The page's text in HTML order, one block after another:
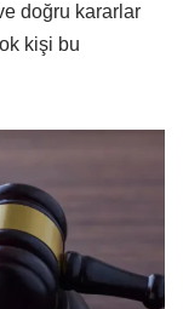
doğru kararlar
kişi bu